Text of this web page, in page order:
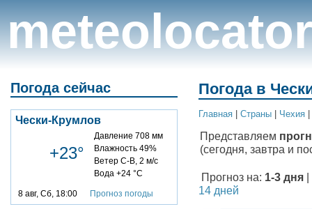
meteolocator
Погода сейчас
Чески-Крумлов
+23°
Давление 708 мм
Влажность 49%
Ветер С-В, 2 м/с
Вода +24 °C
8 авг, Сб, 18:00 Прогноз погоды
Погода в
Главная Cтраны Чехия
Представляем
(сегодня, завтра и
Прогноз на: 1-3 дня
14 дней